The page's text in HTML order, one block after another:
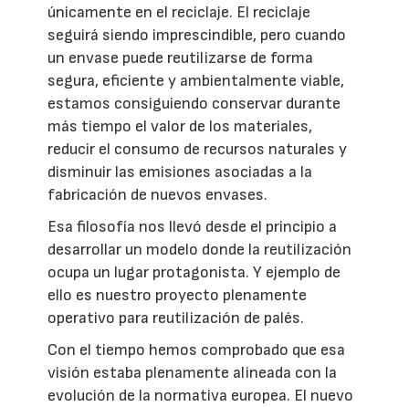
únicamente en el reciclaje. El reciclaje
seguirá siendo imprescindible, pero cuando
un envase puede reutilizarse de forma
segura, eficiente y ambientalmente viable,
estamos consiguiendo conservar durante
más tiempo el valor de los materiales,
reducir el consumo de recursos naturales y
disminuir las emisiones asociadas a la
fabricación de nuevos envases.
Esa filosofía nos llevó desde el principio a
desarrollar un modelo donde la reutilización
ocupa un lugar protagonista. Y ejemplo de
ello es nuestro proyecto plenamente
operativo para reutilización de palés.
Con el tiempo hemos comprobado que esa
visión estaba plenamente alineada con la
evolución de la normativa europea. El nuevo